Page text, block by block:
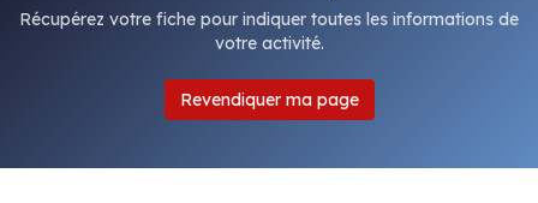
Récupérez votre fiche pour indiquer toutes les informations de
votre activité.
Revendiquer ma page